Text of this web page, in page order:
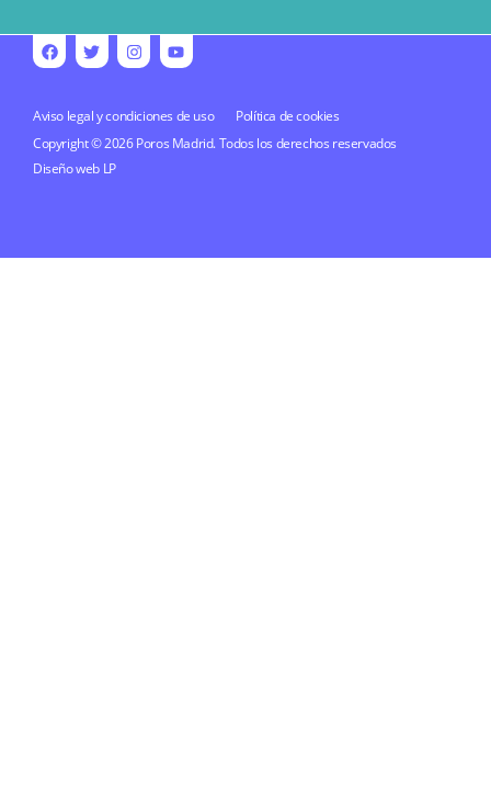
Aviso legal y condiciones de uso
Política de cookies
Copyright © 2026 Poros Madrid. Todos los derechos reservados
Diseño web LP